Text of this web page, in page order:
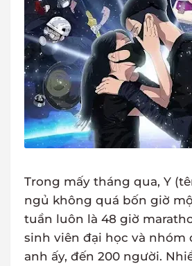
Trong mấy tháng qua, Y
ngủ không quá bốn giờ
tuần luôn là 48 giờ
sinh viên đại học và nhóm
anh ấy, đến 200 người.